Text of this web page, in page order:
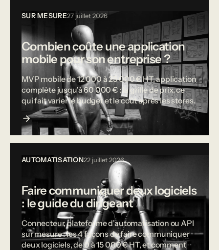
SUR MESURE27 juillet 2026
Combien coûte une application
mobile pour son entreprise ?
MVP mobile de 12 000 à 25 000 € HT, application
complète jusqu'à 60 000 € : la grille de prix, ce
qui fait varier le budget et le coût après les stores.
AUTOMATISATION22 juillet 2026
Faire communiquer deux logiciels
: le guide du dirigeant
Connecteur, plateforme d'automatisation ou API
sur mesure : les 4 façons de faire communiquer
deux logiciels, de 0 à 15 000 € HT, et comment